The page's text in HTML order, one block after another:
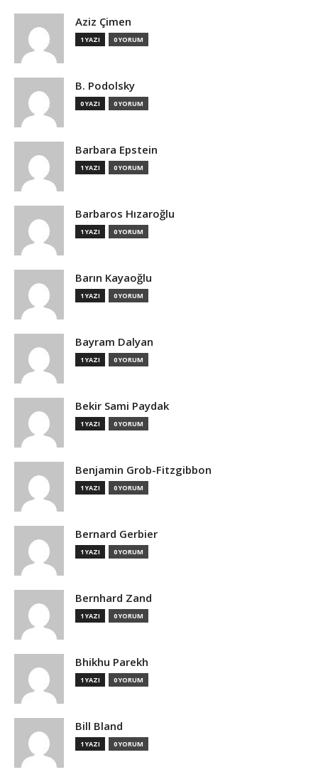
Aziz Çimen
1 YAZI 0 YORUM
B. Podolsky
0 YAZI 0 YORUM
Barbara Epstein
1 YAZI 0 YORUM
Barbaros Hızaroğlu
1 YAZI 0 YORUM
Barın Kayaoğlu
1 YAZI 0 YORUM
Bayram Dalyan
1 YAZI 0 YORUM
Bekir Sami Paydak
1 YAZI 0 YORUM
Benjamin Grob-Fitzgibbon
1 YAZI 0 YORUM
Bernard Gerbier
1 YAZI 0 YORUM
Bernhard Zand
1 YAZI 0 YORUM
Bhikhu Parekh
1 YAZI 0 YORUM
Bill Bland
1 YAZI 0 YORUM